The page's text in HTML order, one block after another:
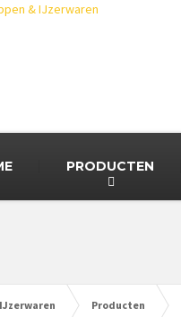
PRODUCTEN
Producten